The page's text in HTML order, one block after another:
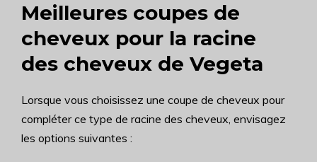
Meilleures coupes de
cheveux pour la racine
des cheveux de Vegeta
Lorsque vous choisissez une coupe de cheveux pour
compléter ce type de racine des cheveux, envisagez
les options suivantes :